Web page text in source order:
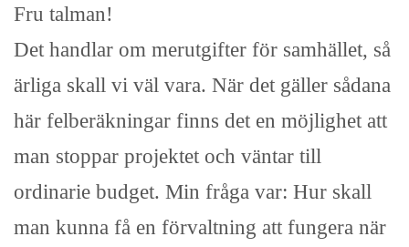
Fru talman!
Det handlar om merutgifter för samhället, så
ärliga skall vi väl vara. När det gäller sådana
här felberäkningar finns det en möjlighet att
man stoppar projektet och väntar till
ordinarie budget. Min fråga var: Hur skall
man kunna få en förvaltning att fungera när